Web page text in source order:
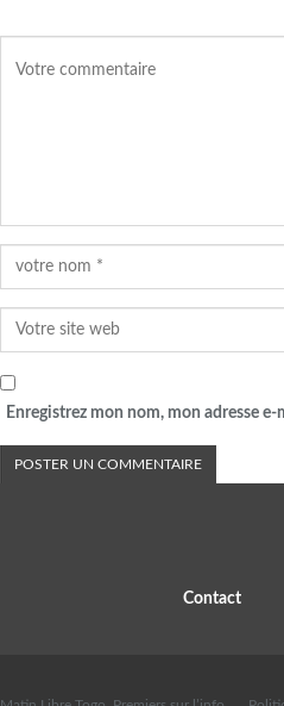
Enregistrez mon nom, mon adresse
Contact